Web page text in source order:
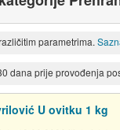
parametrima.
dana prije provođenja
U ovitku 1 kg